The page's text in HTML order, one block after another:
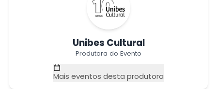
Unibes Cultural
Produtora do Evento
Mais eventos desta produtora